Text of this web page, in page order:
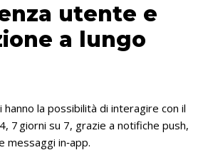
utente e
a lungo
la possibilità di interagire con il
7 giorni su 7, grazie a notifiche push,
messaggi in‑app.